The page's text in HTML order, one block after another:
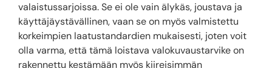
valaistussarjoissa. Se ei ole vain älykäs, joustava ja
käyttäjäystävällinen, vaan se on myös valmistettu
korkeimpien laatustandardien mukaisesti, joten voit
olla varma, että tämä loistava valokuvaustarvike on
rakennettu kestämään myös kiireisimmän